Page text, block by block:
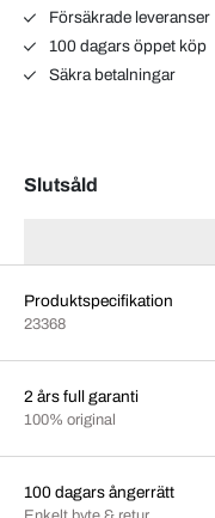
Försäkrade leveranser
100 dagars öppet köp
Säkra betalningar
Slutsåld
Produktspecifikation
23368
2 års full garanti
100% original
100 dagars ångerrätt